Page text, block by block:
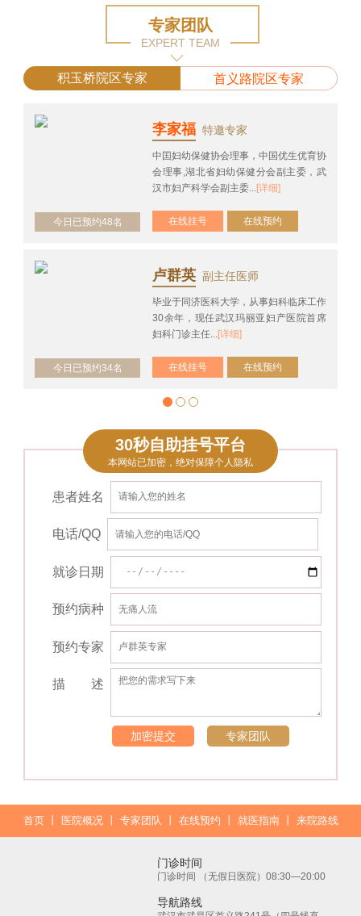
专家团队
EXPERT TEAM
积玉桥院区专家 首义路院区专家
今日已预约48名
李家福 特邀专家
中囯妇幼保健协会理事，中国优生优育协
会理事,湖北省妇幼保健分会副主委，武
汉市妇产科学会副主委... [详细]
在线挂号 在线预约
今日已预约34名
卢群英 副主任医师
毕业于同济医科大学，从事妇科临床工作
30余年，现任武汉玛丽亚妇产医院首席
妇科门诊主任... [详细]
在线挂号 在线预约
30秒自助挂号平台
本网站已加密，绝对保障个人隐私
患者姓名
电话/QQ
就诊日期
预约病种
预约专家
描 述
加密提交 专家团队
首页丨 医院概况丨 专家团队 在线预约 就医指南丨 来院路线
门诊时间
门诊时间 （无假日医院）08:30—20:00
导航路线